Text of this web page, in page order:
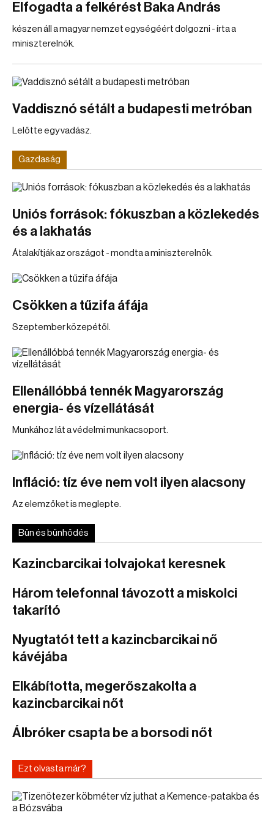
Elfogadta a felkérést Baka András
készen áll a magyar nemzet egységéért dolgozni - írta a
miniszterelnök.
Vaddisznó sétált a budapesti metróban
Lelőtte egy vadász.
Gazdaság
Uniós források: fókuszban a közlekedés
és a lakhatás
Átalakítják az országot - mondta a miniszterelnök.
Csökken a tűzifa áfája
Szeptember közepétől.
Ellenállóbbá tennék Magyarország
energia- és vízellátását
Munkához lát a védelmi munkacsoport.
Infláció: tíz éve nem volt ilyen alacsony
Az elemzőket is meglepte.
Bűn és bűnhődés
Kazincbarcikai tolvajokat keresnek
Három telefonnal távozott a miskolci
takarító
Nyugtatót tett a kazincbarcikai nő
kávéjába
Elkábította, megerőszakolta a
kazincbarcikai nőt
Álbróker csapta be a borsodi nőt
Ezt olvasta már?